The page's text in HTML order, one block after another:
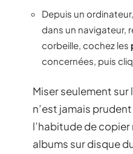
Depuis un
dans un navigateur,
corbeille, cochez les
concernées, puis
Miser seulement sur
n’est jamais
l’habitude de
albums sur disque